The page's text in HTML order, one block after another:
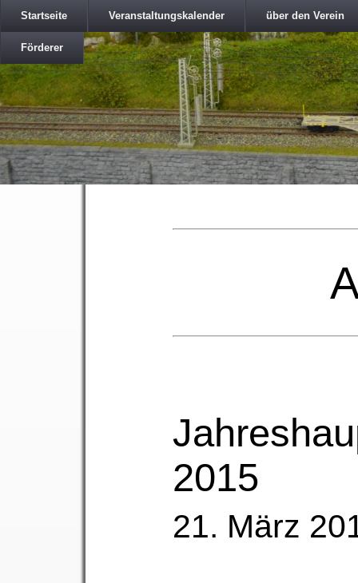
Startseite Veranstaltungskalender über den Verein
Förderer
2015
21. März